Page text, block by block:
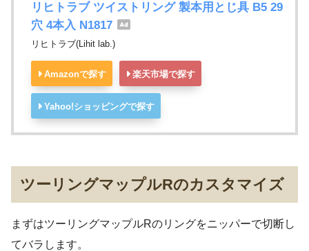
リヒトラブ ツイストリング 製本用とじ具 B5 29
穴 4本入 N1817
リヒトラブ(Lihit lab.)
Amazonで探す 楽天市場で探す
Yahoo!ショッピングで探す
ツーリングマップルRのカスタマイズ
まずはツーリングマップルRのリングをニッパーで切断し
てバラします。